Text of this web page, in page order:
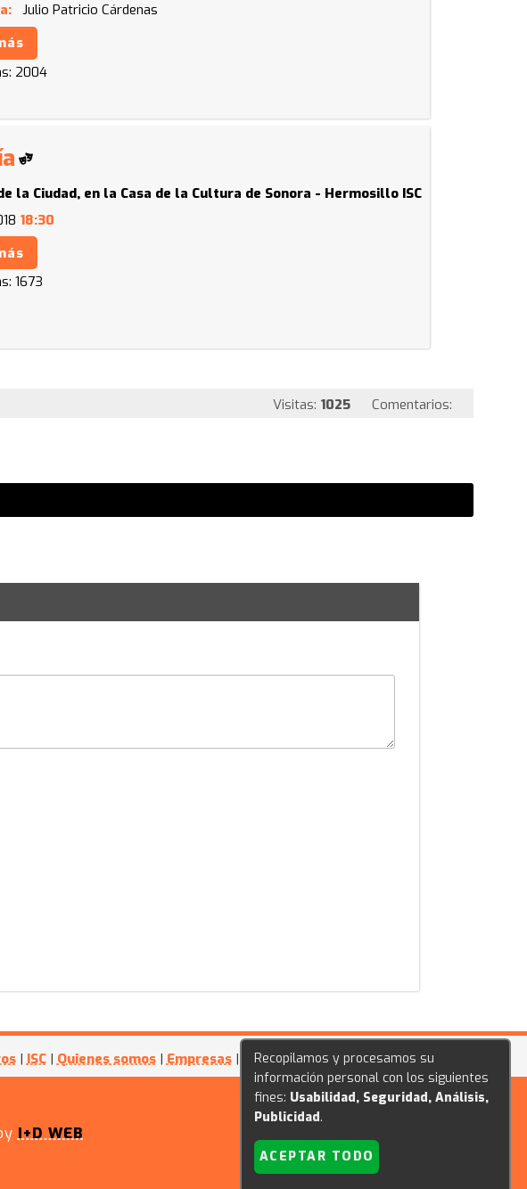
Julio Patricio Cárdenas
2004
la Ciudad, en la Casa de la Cultura de Sonora - Hermosillo ISC
18:30
1673
Visitas: 1025
Comentarios:
| ISC | Quienes somos | Empresas | Festivales
I+D WEB
Recopilamos y procesamos su
información personal con los siguientes
fines: Usabilidad, Seguridad, Análisis,
Publicidad.
ACEPTAR TODO